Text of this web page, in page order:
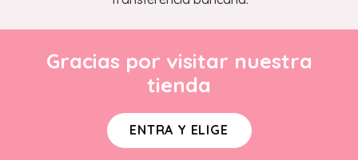
Gracias por visitar nuestra
tienda
ENTRA Y ELIGE